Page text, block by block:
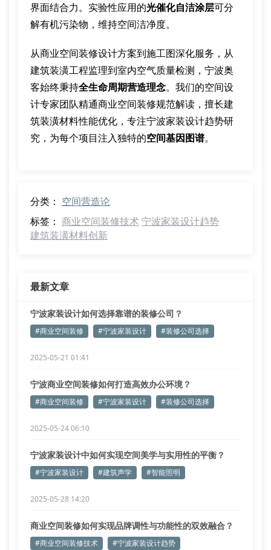
界面结合力。实验性应用的光催化自洁涂层可分
解有机污染物，维持空间洁净度。
从商业空间装修设计方案到施工图深化服务，从
建筑装潢工程监理到室内空气质量检测，宁波奥
客始终秉持全生命周期营造理念。我们的空间设
计专家团队精通商业空间装修规范解读，擅长建
筑装潢材料性能优化，专注宁波家装设计趋势研
究，为每个项目注入独特的空间基因图谱。
分类： 空间营造论
标签： 商业空间装修技术宁波家装设计趋势
建筑装潢材料创新
最新文章
宁波家装设计如何选择靠谱的装修公司？
#商业空间装修 #宁波家装设计 #装修公司选择
2025-05-21 01:41
宁波商业空间装修如何打造高效办公环境？
#商业空间装修 #宁波家装设计 #装修公司选择
2025-05-24 06:10
宁波家装设计中如何实现空间美学与实用性的平衡？
#宁波家装设计 #建筑声学 #智能照明
2025-05-28 14:20
商业空间装修如何实现品牌调性与功能性的双效融合？
#商业空间装修技术
#宁波家装设计趋势